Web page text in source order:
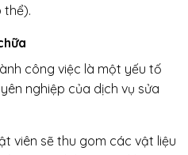
thể).
công việc là một yếu tố
nghiệp của dịch vụ sửa
viên sẽ thu gom các vật liệu